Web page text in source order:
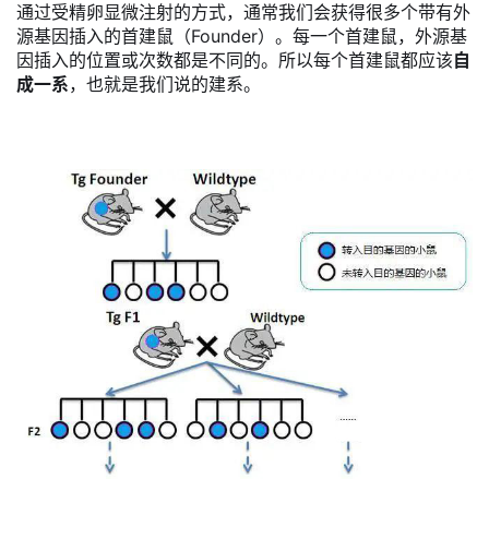
通过受精卵显微注射的方式，通常我们会获得很多个带有外
源基因插入的首建鼠（Founder）。每一个首建鼠，外源基
因插入的位置或次数都是不同的。所以每个首建鼠都应该自
成一系，也就是我们说的建系。